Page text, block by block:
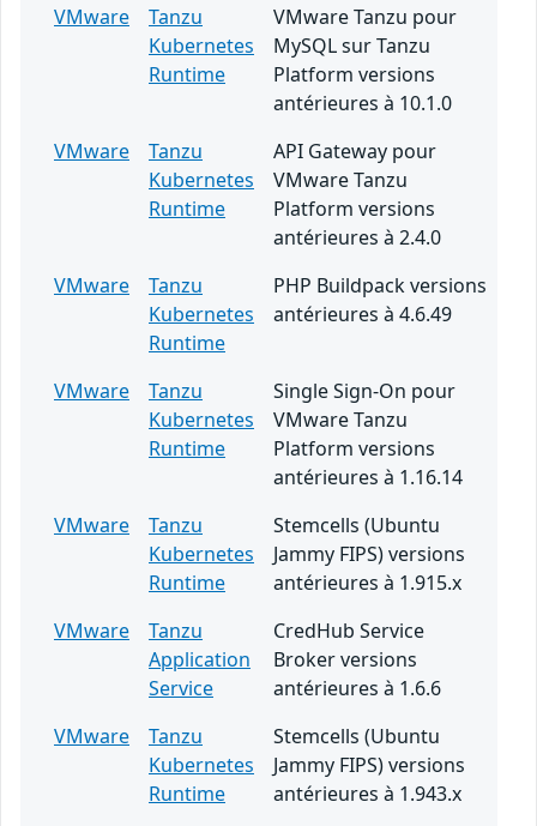
VMware
Tanzu
Kubernetes
Runtime
VMware Tanzu pour
MySQL sur Tanzu
Platform versions
antérieures à 10.1.0
VMware
Tanzu
Kubernetes
Runtime
API Gateway pour
VMware Tanzu
Platform versions
antérieures à 2.4.0
VMware
Tanzu
Kubernetes
Runtime
PHP Buildpack versions
antérieures à 4.6.49
VMware
Tanzu
Kubernetes
Runtime
Single Sign-On pour
VMware Tanzu
Platform versions
antérieures à 1.16.14
VMware
Tanzu
Kubernetes
Runtime
Stemcells (Ubuntu
Jammy FIPS) versions
antérieures à 1.915.x
VMware
Tanzu
Application
Service
CredHub Service
Broker versions
antérieures à 1.6.6
VMware
Tanzu
Kubernetes
Runtime
Stemcells (Ubuntu
Jammy FIPS) versions
antérieures à 1.943.x